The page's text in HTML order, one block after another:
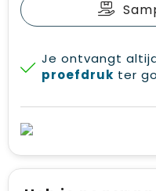
Je ontvangt
proefdruk ter